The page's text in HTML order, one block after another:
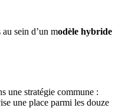
sein d’un modèle hybride
une stratégie commune :
une place parmi les douze